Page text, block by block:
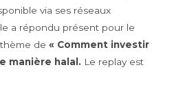
via ses réseaux
a répondu présent pour le
thème de« Comment investir
manière halal. Le replay est